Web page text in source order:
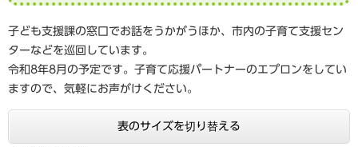
子ども支援課の窓口でお話をうかがうほか、 市内の子育て支援セン
ターなどを巡回しています。
令和8年8月の予定です。子育て応援パートナーのエプロンをしてい
ますので、気軽にお声がけください。
表のサイズを切り替える